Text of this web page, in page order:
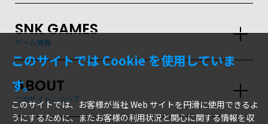
SNK GAMES
ゲーム情報
ABOUT
このサイトについて
このサイトでは Cookie を使用していま
す。
このサイトでは、お客様が当社 Web サイトを円滑に使用できるよ
うにするために、またお客様の利用状況と関心に関する情報を収